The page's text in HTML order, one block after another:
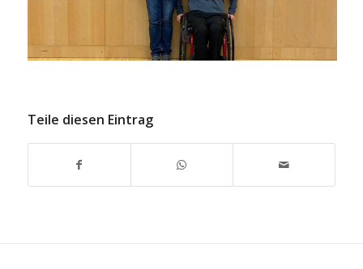
Teile diesen Eintrag